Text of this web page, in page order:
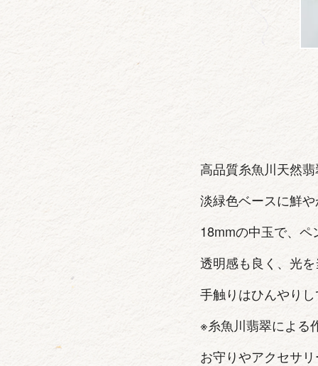
高品質糸魚川天然
淡緑色ベースに鮮
18mmの中玉で、
透明感も良く、光
手触りはひんやり
※糸魚川翡翠による
お守りやアクセサ